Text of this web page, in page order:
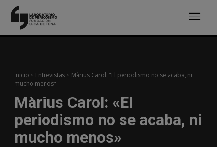
Inicio Entrevistas
Màrius Carol: "El periodismo no se acaba, ni
mucho menos"
Màrius Carol: «El
periodismo no se acaba, ni
mucho menos»